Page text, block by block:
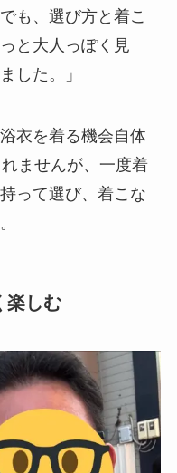
も、選び方と着こ
と大人っぽく見
した。」
衣を着る機会自体
ませんが、一度着
って選び、着こな
楽しむ